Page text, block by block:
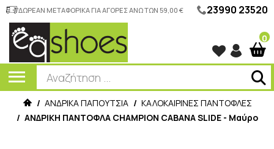
ΔΩΡΕΑΝ ΜΕΤΑΦΟΡΙΚΑ ΓΙΑ ΑΓΟΡΕΣ ΑΝΩ ΤΩΝ 59,00 € 23990 23520
0
/ ΑΝΔΡΙΚΑ ΠΑΠΟΥΤΣΙΑ / ΚΑΛΟΚΑΙΡΙΝΕΣ ΠΑΝΤΟΦΛΕΣ
/ ΑΝΔΡΙΚΗ ΠΑΝΤΟΦΛΑ CHAMPION CABANA SLIDE - Μαύρο